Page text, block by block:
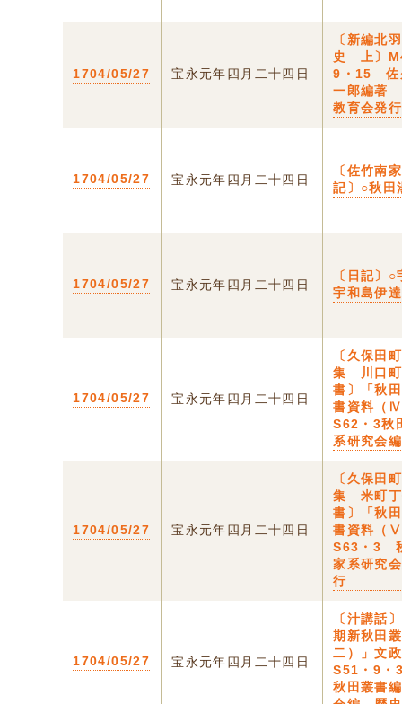
1704/05/27 宝永元年四月二十四日
〔新編北
史 上〕
9・15 佐
一郎編著
教育会発行
1704/05/27 宝永元年四月二十四日
〔佐竹南
記〕○秋田
1704/05/27 宝永元年四月二十四日
〔日記〕
宇和島伊
1704/05/27 宝永元年四月二十四日
〔久保田
集 川口町
書〕「秋
書資料（
S62・3秋
系研究会
1704/05/27 宝永元年四月二十四日
〔久保田
集 米町丁
書〕「秋
書資料（
S63・3
家系研究
行
1704/05/27 宝永元年四月二十四日
〔汁講話
期新秋田
二）」文
S51・9
秋田叢書